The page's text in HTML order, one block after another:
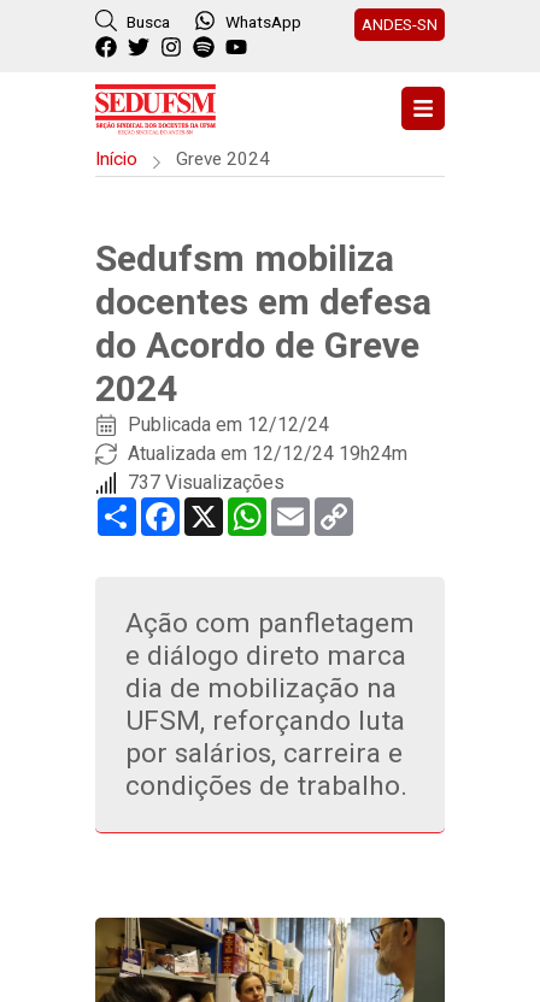
Busca WhatsApp ANDES-SN
Início Greve 2024
Sedufsm mobiliza
docentes em defesa
do Acordo de Greve
2024
Publicada em 12/12/24
Atualizada em 12/12/24 19h24m
737 Visualizações
Share Facebook
X WhatsApp
Email
Ação com panfletagem
e diálogo direto marca
dia de mobilização na
UFSM, reforçando luta
por salários, carreira e
condições de trabalho.